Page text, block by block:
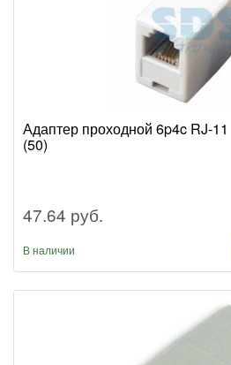
Адаптер проходной 6p4c RJ-11
(50)
47.64 руб.
В наличии